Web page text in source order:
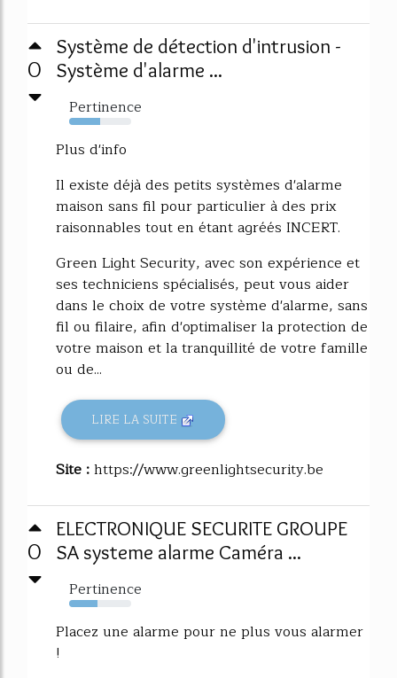
0
Système de détection d'intrusion -
Système d'alarme ...
Pertinence
50%
Plus d'info
Il existe déjà des petits systèmes d'alarme
maison sans fil pour particulier à des prix
raisonnables tout en étant agréés INCERT.
Green Light Security, avec son expérience et
ses techniciens spécialisés, peut vous aider
dans le choix de votre système d'alarme, sans
fil ou filaire, afin d'optimaliser la protection de
votre maison et la tranquillité de votre famille
ou de...
LIRE LA SUITE
Site :https://www.greenlightsecurity.be
0
ELECTRONIQUE SECURITE GROUPE
SA systeme alarme Caméra ...
Pertinence
46%
Placez une alarme pour ne plus vous alarmer
!